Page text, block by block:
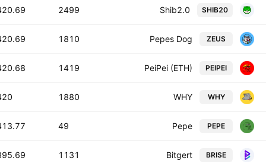
SHIB20
Shib2.0
2499
T
ZEUS
Pepes Dog
1810
T
PEIPEI
PeiPei (ETH)
1419
T
WHY
WHY
1880
T
PEPE
Pepe
49
T
BRISE
Bitgert
1131
T